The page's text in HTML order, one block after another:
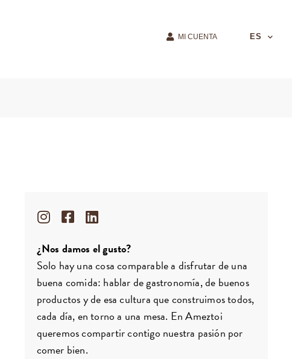
MI CUENTA ES
¿Nos damos el gusto?
Solo hay una cosa comparable a disfrutar de una
buena comida: hablar de gastronomía, de buenos
productos y de esa cultura que construimos todos,
cada día, en torno a una mesa. En Ameztoi
queremos compartir contigo nuestra pasión por
comer bien.